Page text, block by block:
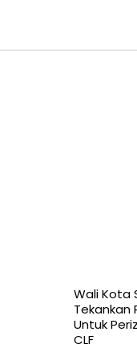
Wali Kota
Tekankan
Untuk
CLF